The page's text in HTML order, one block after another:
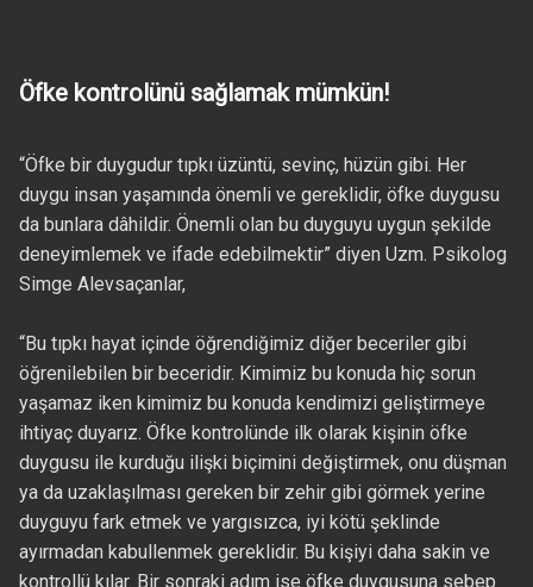
Öfke kontrolünü sağlamak mümkün!
“Öfke bir duygudur tıpkı üzüntü, sevinç, hüzün gibi. Her
duygu insan yaşamında önemli ve gereklidir, öfke duygusu
da bunlara dâhildir. Önemli olan bu duyguyu uygun şekilde
deneyimlemek ve ifade edebilmektir” diyen Uzm. Psikolog
Simge Alevsaçanlar,
“Bu tıpkı hayat içinde öğrendiğimiz diğer beceriler gibi
öğrenilebilen bir beceridir. Kimimiz bu konuda hiç sorun
yaşamaz iken kimimiz bu konuda kendimizi geliştirmeye
ihtiyaç duyarız. Öfke kontrolünde ilk olarak kişinin öfke
duygusu ile kurduğu ilişki biçimini değiştirmek, onu düşman
ya da uzaklaşılması gereken bir zehir gibi görmek yerine
duyguyu fark etmek ve yargısızca, iyi kötü şeklinde
ayırmadan kabullenmek gereklidir. Bu kişiyi daha sakin ve
kontrollü kılar. Bir sonraki adım ise öfke duygusuna sebep